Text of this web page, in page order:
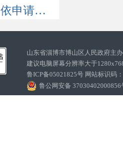
依申请公开
山东省淄博市博山区人民政府
建议电脑屏幕分辨率大于
鲁ICP备05021825号 网站标识码
鲁公网安备 37030402000856